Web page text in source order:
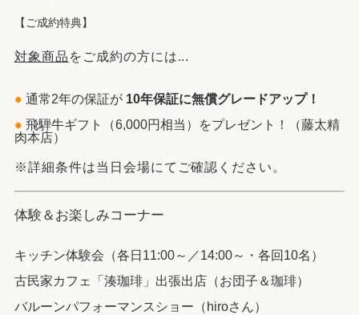
【ご成約特典】
対象商品 をご成約の方には...
● 通常2年の保証が 10年保証に無償グレードアップ！
● 飛騨牛ギフト（6,000円相当）をプレゼント！（藤太精
肉本店）
※詳細条件は当日会場にてご確認ください。
体験＆お楽しみコーナー
キッチン体験会（各日11:00～／14:00～・各回10名）
古民家カフェ「湊珈琲」出張出店（お団子＆珈琲）
バルーンパフォーマンスショー（hiroさん）